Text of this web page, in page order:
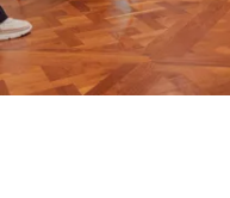
ONTDEK